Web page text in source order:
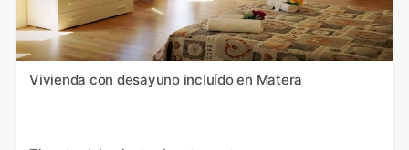
Vivienda con desayuno incluído en Matera